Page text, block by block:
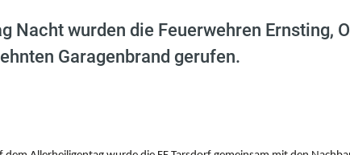
Nacht wurden die Feuerwehren Ernsting,
Garagenbrand gerufen.